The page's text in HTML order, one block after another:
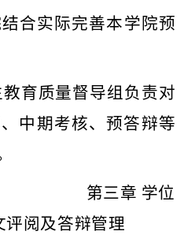
合实际完善本学院预
育质量督导组负责对
中期考核、预答辩等
第三章 学位
评阅及答辩管理